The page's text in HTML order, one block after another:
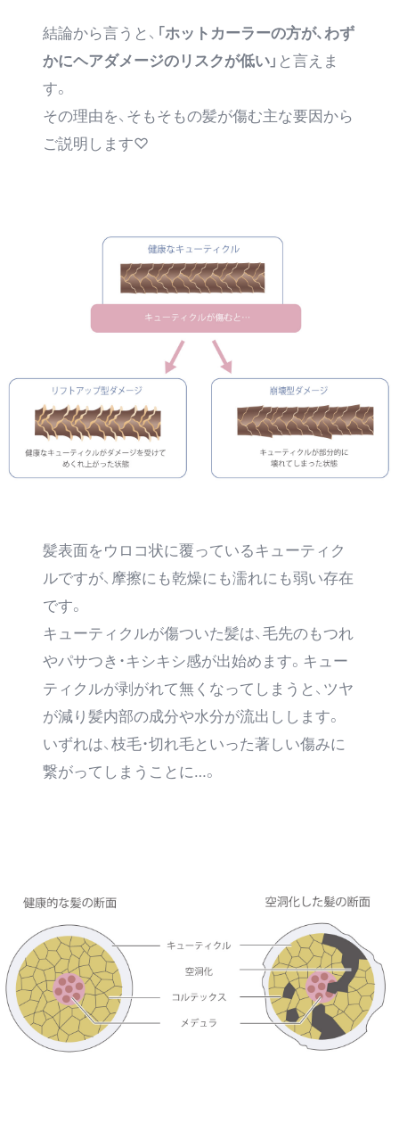
結論から言うと、 「ホットカーラーの方が、わず
かにヘアダメージのリスクが低い」 と言えま
す。
その理由を、そもそもの髪が傷む主な要因から
ご説明します♡
髪表面をウロコ状に覆っているキューティク
ルですが、摩擦にも乾燥にも濡れにも弱い存在
です。
キューティクルが傷ついた髪は、毛先のもつれ
やパサつき・キシキシ感が出始めます。キュー
ティクルが剥がれて無くなってしまうと、ツヤ
が減り髪内部の成分や水分が流出しします。
いずれは、枝毛・切れ毛といった著しい傷みに
繋がってしまうことに…。